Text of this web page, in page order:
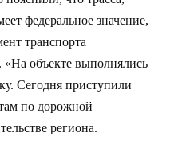
федеральное значение,
транспорта
объекте выполнялись
Сегодня приступили
по дорожной
региона.